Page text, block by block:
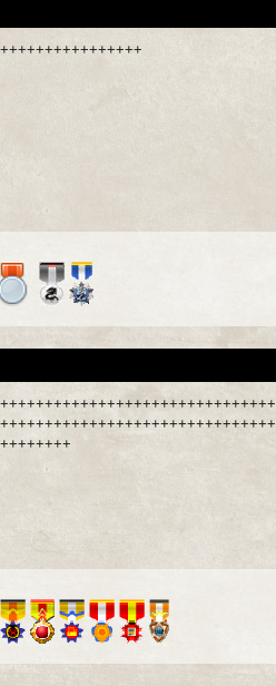
++++++++++++++++
+++++++++++++++++++++++++++++++
+++++++++++++++++++++++++++++++
++++++++